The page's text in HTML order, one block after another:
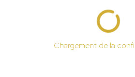
Chargement de la